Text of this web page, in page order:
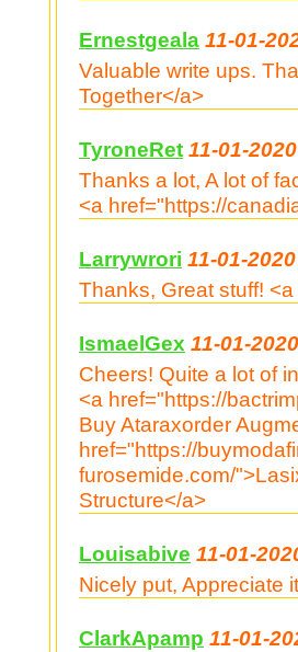
Ernestgeala 11-01-
Valuable write ups.
Together</a>
TyroneRet 11-01-
Thanks a lot, A lot of
<a href="https://
Larrywrori 11-01-
Thanks, Great stuff!
IsmaelGex 11-01-
Cheers! Quite a lot of
<a href="https://
Buy Ataraxorder
href="https://
furosemide.com/
Structure</a>
Louisabive 11-01-
Nicely put, Appreciate
ClarkApamp 11-01-